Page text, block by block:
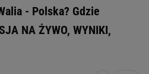
- Polska? Gdzie
NA ŻYWO, WYNIKI,